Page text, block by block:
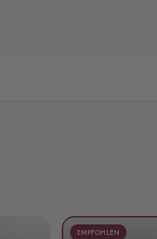
EMPFOHLEN